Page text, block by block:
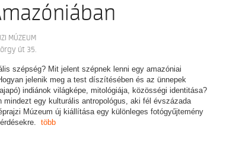
MÚZEUM
út 35.
szépség? Mit jelent szépnek lenni egy amazóniai
jelenik meg a test díszítésében és az ünnepek
indiánok világképe, mitológiája, közösségi identitása?
mindezt egy kulturális antropológus, aki fél évszázada
Múzeum új kiállítása egy különleges fotógyűjtemény
több